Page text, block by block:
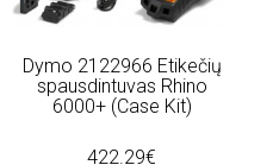
Dymo 2122966 Etikečių
spausdintuvas Rhino
6000+ (Case Kit)
422.29€